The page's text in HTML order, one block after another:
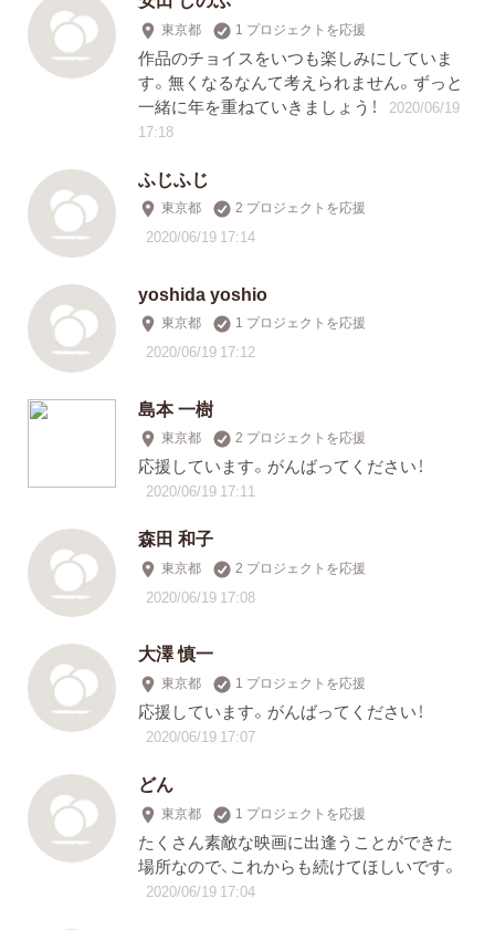
東京都 1 プロジェクトを応援
作品のチョイスをいつも楽しみにしていま
す。無くなるなんて考えられません。ずっと
一緒に年を重ねていきましょう！
2020/06/19
17:18
ふじふじ
東京都 2 プロジェクトを応援
2020/06/19 17:14
yoshida yoshio
東京都 1 プロジェクトを応援
2020/06/19 17:12
島本 一樹
東京都 2 プロジェクトを応援
応援しています。がんばってください！
2020/06/19 17:11
森田 和子
東京都 2 プロジェクトを応援
2020/06/19 17:08
大澤 慎一
東京都 1 プロジェクトを応援
応援しています。がんばってください！
2020/06/19 17:07
どん
東京都 1 プロジェクトを応援
たくさん素敵な映画に出逢うことができた
場所なので、これからも続けてほしいです。
2020/06/19 17:04